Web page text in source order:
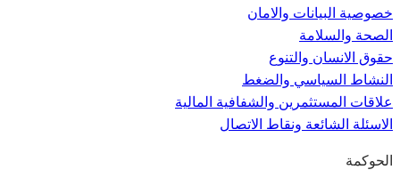
خصوصية البيانات والامان
الصحة والسلامة
حقوق الانسان والتنوع
النشاط السياسي والضغط
علاقات المستثمرين والشفافية المالية
الاسئلة الشائعة ونقاط الاتصال
الحوكمة